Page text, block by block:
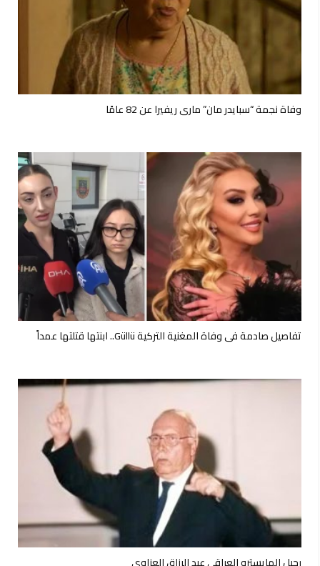
وفاة نجمة “سبايدر مان” ماري ريفيرا عن 82 عامًا
تفاصيل صادمة في وفاة المغنية التركية Güllü.. ابنتها قتلتها عمداً